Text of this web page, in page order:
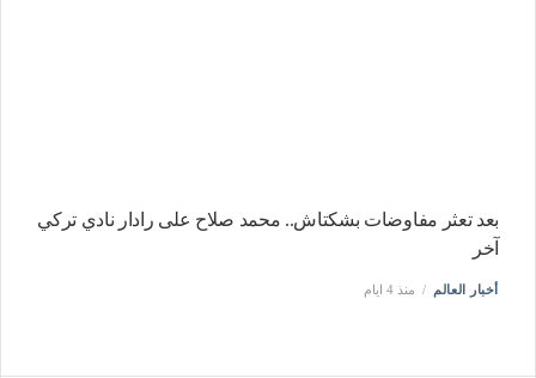
بعد تعثر مفاوضات بشكتاش.. محمد صلاح على رادار نادي تركي
آخر
أخبار العالم منذ 4 ايام